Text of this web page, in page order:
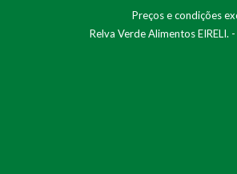
Preços e condições
Relva Verde Alimentos